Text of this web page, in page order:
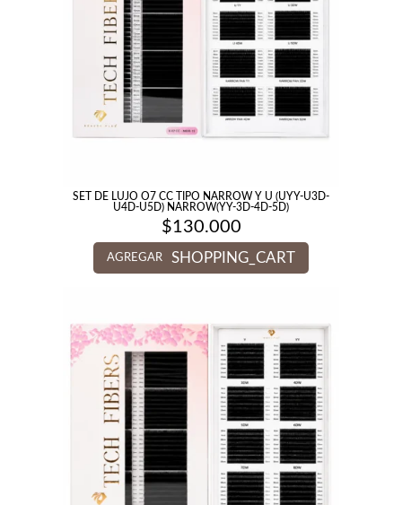
SET DE LUJO O7 CC TIPO NARROW Y U (UYY-U3D-
U4D-U5D) NARROW(YY-3D-4D-5D)
$130.000
AGREGAR SHOPPING_CART